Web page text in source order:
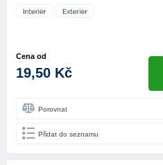
Cena od
19,50 Kč
Porovnat
Přidat do seznamu